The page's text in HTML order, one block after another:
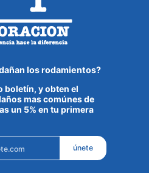
los rodamientos?
boletín, y obten el
mas comúnes de
un 5% en tu primera
únete